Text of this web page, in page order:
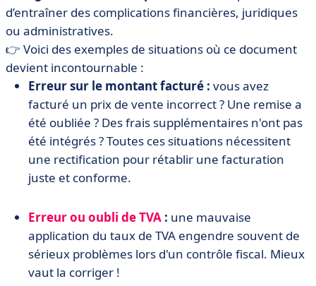
d’entraîner des complications financières, juridiques
ou administratives.
👉 Voici des exemples de situations où ce document
devient incontournable :
Erreur sur le montant facturé : vous avez
facturé un prix de vente incorrect ? Une remise a
été oubliée ? Des frais supplémentaires n'ont pas
été intégrés ? Toutes ces situations nécessitent
une rectification pour rétablir une facturation
juste et conforme.
Erreur ou oubli de TVA : une mauvaise
application du taux de TVA engendre souvent de
sérieux problèmes lors d'un contrôle fiscal. Mieux
vaut la corriger !